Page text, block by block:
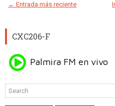
← Entrada más reciente
CXC206-F